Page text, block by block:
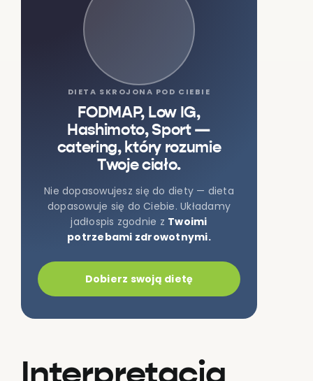
DIETA SKROJONA POD CIEBIE
FODMAP, Low IG,
Hashimoto, Sport —
catering, który rozumie
Twoje ciało.
Nie dopasowujesz się do diety — dieta
dopasowuje się do Ciebie. Układamy
jadłospis zgodnie z Twoimi
potrzebami zdrowotnymi.
Dobierz swoją dietę